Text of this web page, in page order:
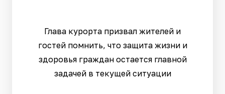
Глава курорта призвал жителей и
гостей помнить, что защита жизни и
здоровья граждан остается главной
задачей в текущей ситуации